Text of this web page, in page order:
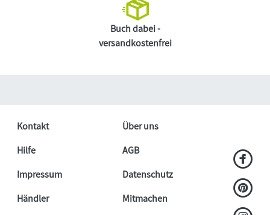
Buch dabei -
versandkostenfrei
Kontakt
Über uns
Hilfe
AGB
Impressum
Datenschutz
Händler
Mitmachen